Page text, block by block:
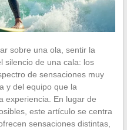
sobre una ola, sentir la
silencio de una cala: los
de sensaciones muy
y del equipo que la
experiencia. En lugar de
este artículo se centra
sensaciones distintas,